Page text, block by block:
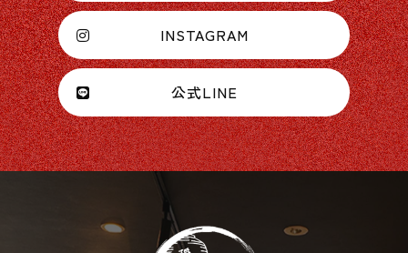
INSTAGRAM
公式LINE